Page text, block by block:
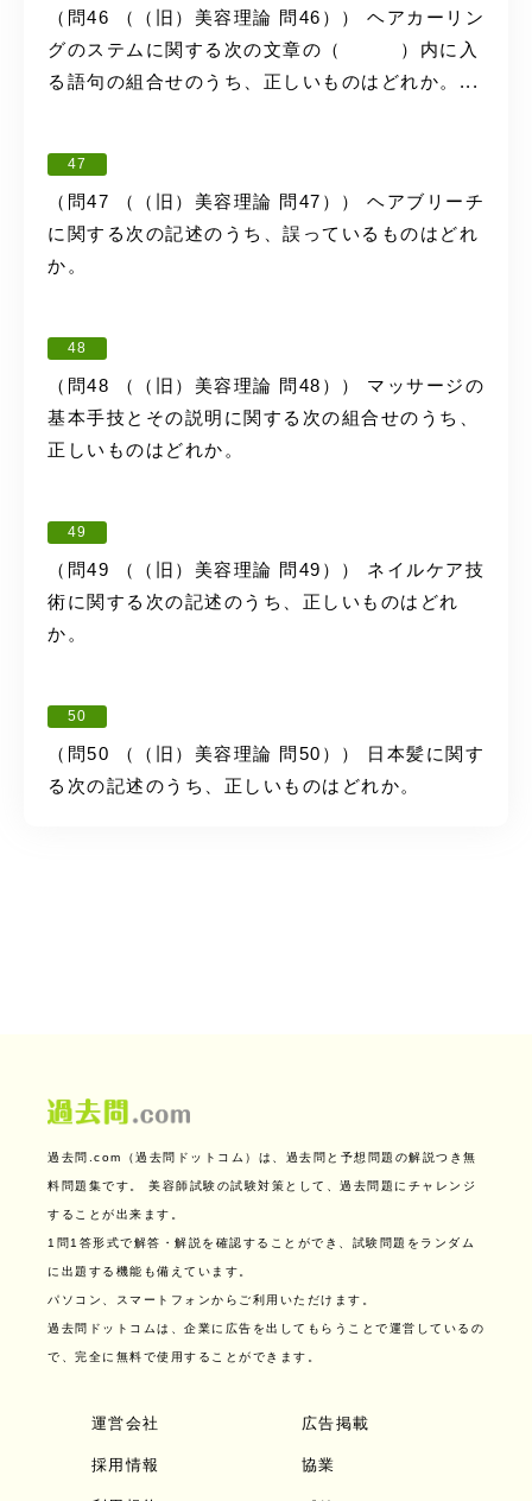
（問46 （（旧）美容理論 問46）） ヘアカーリン
グのステムに関する次の文章の（ ）内に入
る語句の組合せのうち、正しいものはどれか。...
47
（問47 （（旧）美容理論 問47）） ヘアブリーチ
に関する次の記述のうち、誤っているものはどれ
か。
48
（問48 （（旧）美容理論 問48）） マッサージの
基本手技とその説明に関する次の組合せのうち、
正しいものはどれか。
49
（問49 （（旧）美容理論 問49）） ネイルケア技
術に関する次の記述のうち、正しいものはどれ
か。
50
（問50 （（旧）美容理論 問50）） 日本髪に関す
る次の記述のうち、正しいものはどれか。
過去問.com（過去問ドットコム）は、過去問と予想問題の解説つき無
料問題集です。 美容師試験の試験対策として、過去問題にチャレンジ
することが出来ます。
1問1答形式で解答・解説を確認することができ、試験問題をランダム
に出題する機能も備えています。
パソコン、スマートフォンからご利用いただけます。
過去問ドットコムは、企業に広告を出してもらうことで運営しているの
で、完全に無料で使用することができます。
運営会社 広告掲載
採用情報 協業